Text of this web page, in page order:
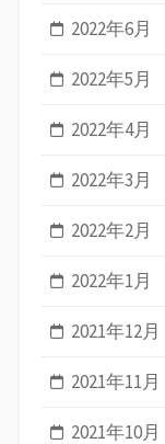
2022年6月
2022年5月
2022年4月
2022年3月
2022年2月
2022年1月
2021年12月
2021年11月
2021年10月